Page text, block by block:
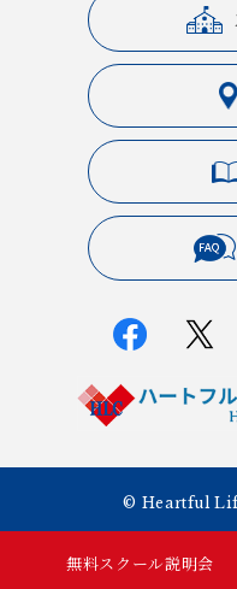
無料スクール説明会
© Heartful